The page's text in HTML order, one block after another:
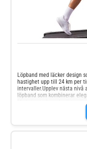
Löpband med läcker design
hastighet upp till 24 km per
intervaller.Upplev nästa nivå
löpband som kombinerar
PS) kan du nå 24 km/h. Det
intervallpass.Funktion
det är ett designstatement.